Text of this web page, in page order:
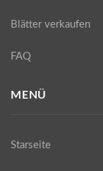
Blätter verkaufen
FAQ
MENÜ
Starseite